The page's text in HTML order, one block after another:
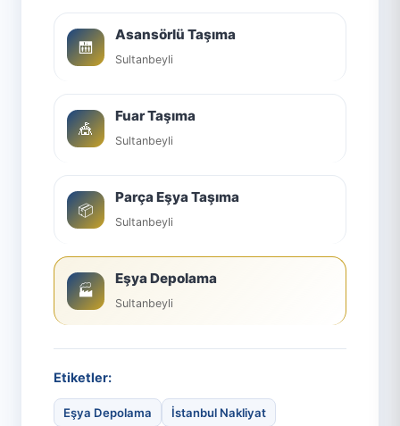
🛗
Asansörlü Taşıma
Sultanbeyli
🎪
Fuar Taşıma
Sultanbeyli
📦
Parça Eşya Taşıma
Sultanbeyli
🏭
Eşya Depolama
Sultanbeyli
Etiketler:
Eşya Depolama İstanbul Nakliyat